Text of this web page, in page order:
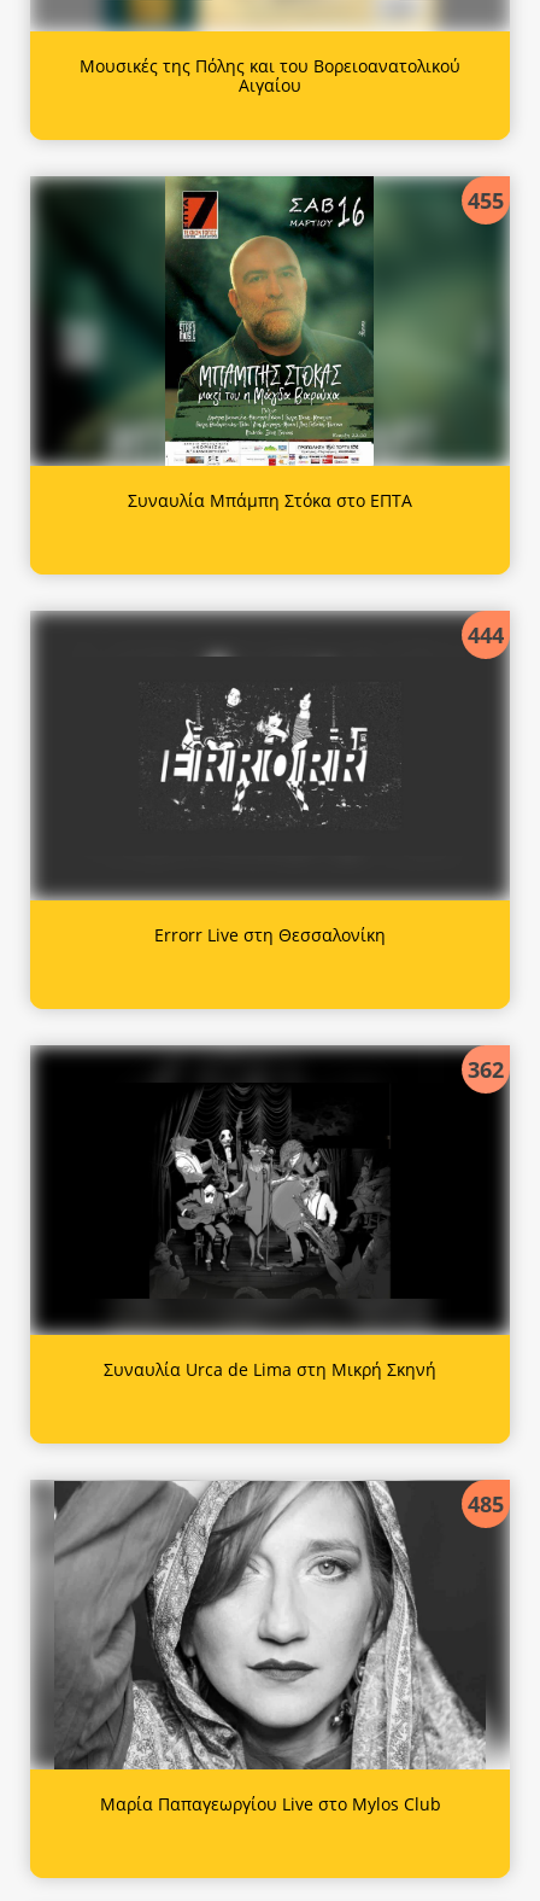
Μουσικές της Πόλης και του Βορειοανατολικού
Αιγαίου
455
Συναυλία Μπάμπη Στόκα στο ΕΠΤΑ
444
Errorr Live στη Θεσσαλονίκη
362
Συναυλία Urca de Lima στη Μικρή Σκηνή
485
Μαρία Παπαγεωργίου Live στο Mylos Club